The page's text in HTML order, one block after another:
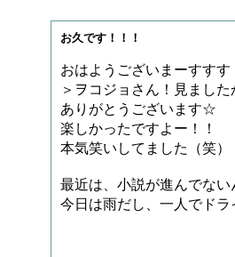
お久です！！！
おはようございまーすす
＞ヲコジョさん！見まし
ありがとうございます☆
楽しかったですよー！！
本気笑いしてました（笑）
最近は、小説が進んでな
今日は雨だし、一人でド